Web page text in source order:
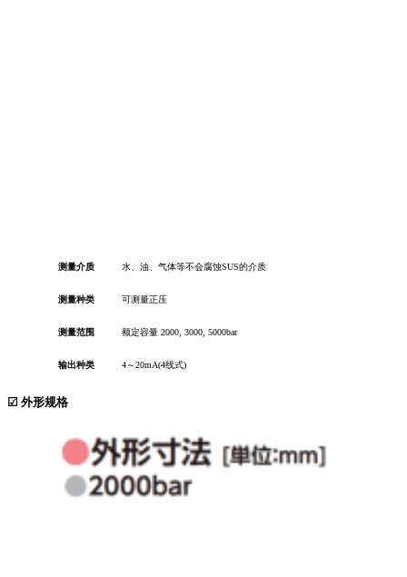
测量介质 水、油、气体等不会腐蚀SUS的介质
测量种类 可测量正压
测量范围 额定容量 2000, 3000, 5000bar
输出种类 4～20mA(4线式)
☑ 外形规格